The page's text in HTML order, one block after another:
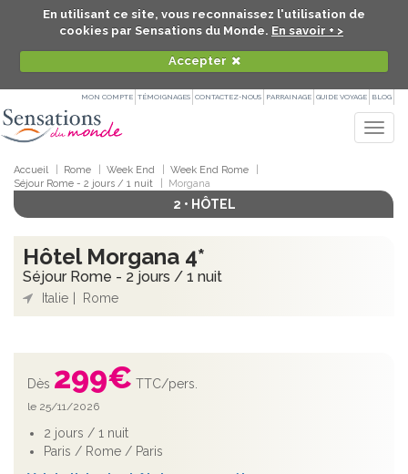
En utilisant ce site, vous reconnaissez l'utilisation de
cookies par Sensations du Monde. En savoir + >
Accepter
MON COMPTE TÉMOIGNAGES CONTACTEZ-NOUS PARRAINAGE GUIDE VOYAGE BLOG
Accueil Rome Week End
Week End Rome
Séjour Rome - 2 jours / 1 nuit
Morgana
2 • HÔTEL
Hôtel Morgana 4*
Séjour Rome - 2 jours / 1 nuit
Italie Rome
Dès 299€ TTC/pers.
le 25/11/2026
2 jours / 1 nuit
Paris / Rome / Paris